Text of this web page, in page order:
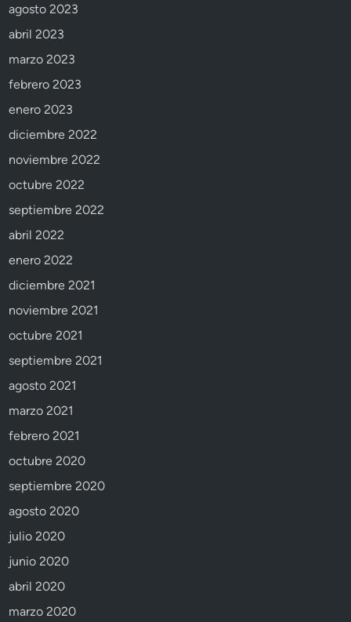
agosto 2023
abril 2023
marzo 2023
febrero 2023
enero 2023
diciembre 2022
noviembre 2022
octubre 2022
septiembre 2022
abril 2022
enero 2022
diciembre 2021
noviembre 2021
octubre 2021
septiembre 2021
agosto 2021
marzo 2021
febrero 2021
octubre 2020
septiembre 2020
agosto 2020
julio 2020
junio 2020
abril 2020
marzo 2020